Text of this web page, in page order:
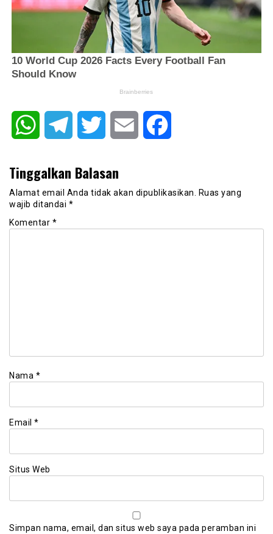
WhatsAppTelegram Twitter Email
Tinggalkan Balasan
Alamat email Anda tidak akan dipublikasikan.
Ruas yang
wajib ditandai *
Komentar *
Nama *
Email *
Situs Web
Simpan nama, email, dan situs web saya pada peramban ini